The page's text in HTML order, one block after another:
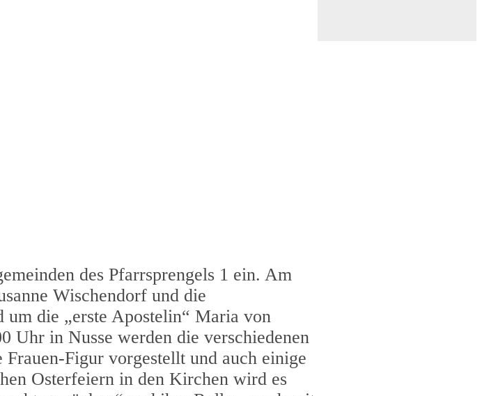
des Pfarrsprengels 1 ein. Am
Wischendorf und die
um die „erste Apostelin“ Maria von
Uhr in Nusse werden die verschiedenen
Figur vorgestellt und auch einige
Osterfeiern in den Kirchen wird es